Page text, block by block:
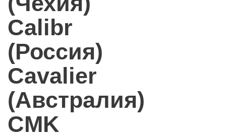
Calibr
(Россия)
Cavalier
(Австралия)
CMK